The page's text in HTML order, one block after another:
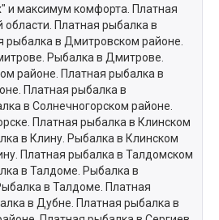
и максимум комфорта. Платная
Платная рыбалка в
рыбалка в Дмитровском районе.
Рыбалка в Дмитрове.
районе. Платная рыбалка в
Платная рыбалка в
в Солнечногорском районе.
Платная рыбалка в Клинском
в Клину. Рыбалка в Клинском
Платная рыбалка в Талдомском
в Талдоме. Рыбалка в
в Талдоме. Платная
в Дубне. Платная рыбалка в